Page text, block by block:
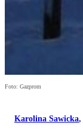
Foto: Gazprom
Karolina Sawicka,